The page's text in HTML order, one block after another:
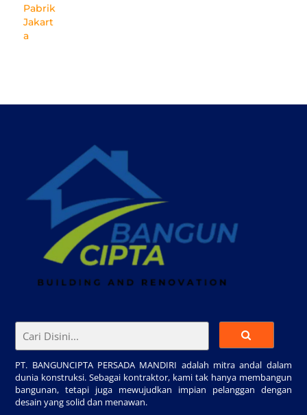
PT. BANGUNCIPTA PERSADA MANDIRI adalah mitra andal dalam
dunia konstruksi. Sebagai kontraktor, kami tak hanya membangun
bangunan, tetapi juga mewujudkan impian pelanggan dengan
desain yang solid dan menawan.